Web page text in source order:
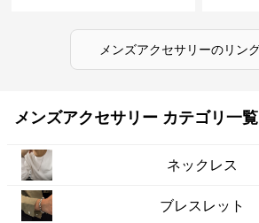
メンズアクセサリーのリン
メンズアクセサリー カテゴリ一覧
ネックレス
ブレスレット